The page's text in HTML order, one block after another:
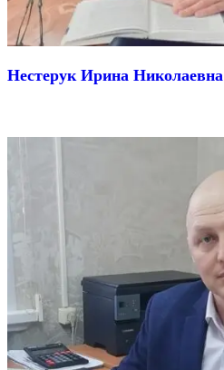
Нестерук Ирина Николаевна